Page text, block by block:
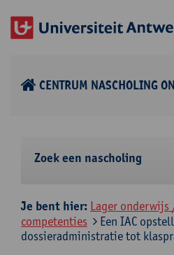
CENTRUM NASCHOLING
Zoek een nascholing
Je bent hier: Lager
competenties
Een IAC
dossieradministratie tot